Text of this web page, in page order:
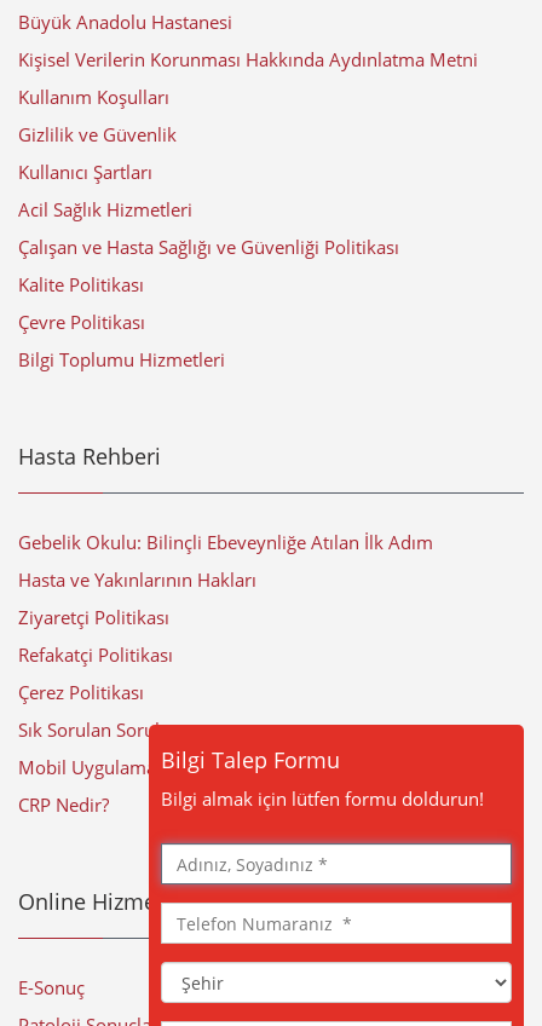
Bilgi Talep Formu
Bilgi almak için lütfen formu doldurun!
Adınız,
Soyadınız
Telefon
Numaranız
Şehir
Büyük Anadolu Hastanesi
Kişisel Verilerin Korunması Hakkında Aydınlatma Metni
Kullanım Koşulları
Gizlilik ve Güvenlik
Kullanıcı Şartları
Acil Sağlık Hizmetleri
Çalışan ve Hasta Sağlığı ve Güvenliği Politikası
Kalite Politikası
Çevre Politikası
Bilgi Toplumu Hizmetleri
Hasta Rehberi
Gebelik Okulu: Bilinçli Ebeveynliğe Atılan İlk Adım
Hasta ve Yakınlarının Hakları
Ziyaretçi Politikası
Refakatçi Politikası
Çerez Politikası
Sık Sorulan Sorular
Mobil Uygulama
CRP Nedir?
Online Hizmetler
E-Sonuç